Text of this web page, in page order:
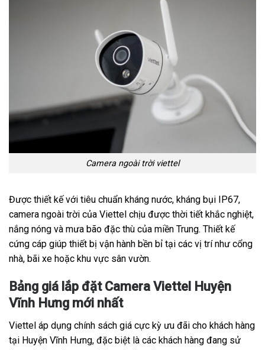
Camera ngoài trời viettel
Được thiết kế với tiêu chuẩn kháng nước, kháng bụi IP67,
camera ngoài trời của Viettel chịu được thời tiết khắc nghiệt,
nắng nóng và mưa bão đặc thù của miền Trung. Thiết kế
cứng cáp giúp thiết bị vận hành bền bỉ tại các vị trí như cổng
nhà, bãi xe hoặc khu vực sân vườn.
Bảng giá lắp đặt Camera Viettel Huyện
Vĩnh Hưng mới nhất
Viettel áp dụng chính sách giá cực kỳ ưu đãi cho khách hàng
tại Huyện Vĩnh Hưng, đặc biệt là các khách hàng đang sử